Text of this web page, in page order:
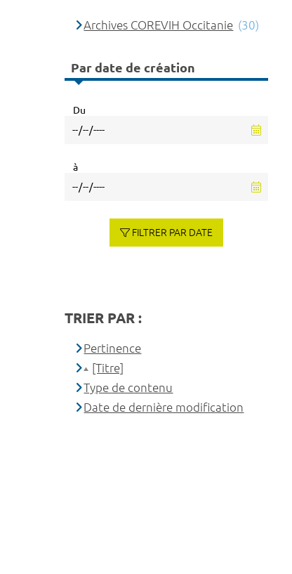
Archives COREVIH Occitanie (30)
Par date de création
Du
à
FILTRER PAR DATE
TRIER PAR :
Pertinence
[Titre]
Type de contenu
Date de dernière modification